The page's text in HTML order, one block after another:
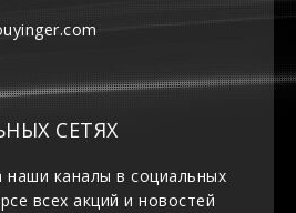
СЕТЯХ
наши каналы в социальных
всех акций и новостей